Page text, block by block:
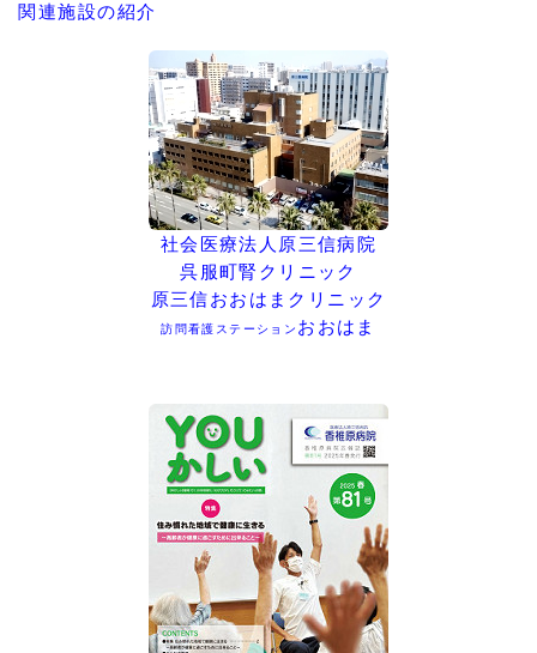
関連施設の紹介
社会医療法人原三信病院
呉服町腎クリニック
原三信おおはまクリニック
訪問看護ステーション おおはま